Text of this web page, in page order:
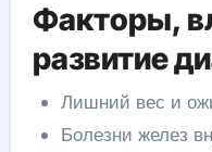
Факторы,
развитие
Лишний вес и
Болезни желез